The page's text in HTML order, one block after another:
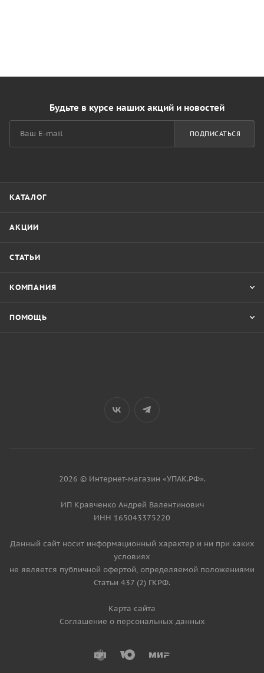
Будьте в курсе наших акций и новостей
ПОДПИСАТЬСЯ
КАТАЛОГ
АКЦИИ
СТАТЬИ
КОМПАНИЯ
ПОМОЩЬ
2026 © Интернет-магазин «УПАК.РФ».
ИП Кравченко Андрей Валентинович
ИНН 165043375220
Данный сайт носит информационный характер и ни при каких
условиях
не является публичной офертой, определяемой положениями
Статьи 437 (2) ГКРФ.
Карта сайта
Соглашение о персональных данных